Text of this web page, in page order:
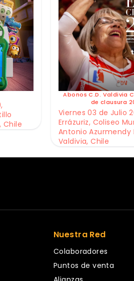
Chile
Abonos C.D. Valdivia
de clausura
Viernes 03 de Julio
Errázuriz, Coliseo
Antonio Azurmendy
Valdivia, Chile
Nuestra Red
Colaboradores
Puntos de venta